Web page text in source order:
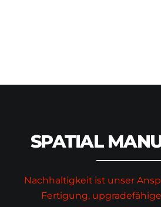
SPATIAL
Nachhaltigkeit ist unser
Fertigung,